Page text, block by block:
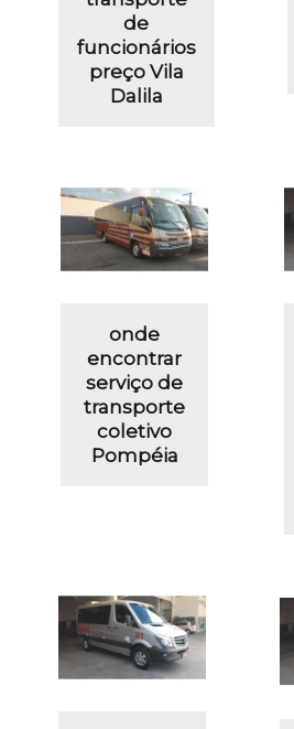
de
funcionários
preço Vila
Dalila
onde
encontrar
serviço de
transporte
coletivo
Pompéia